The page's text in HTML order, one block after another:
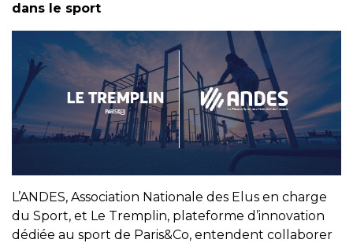
dans le sport
L’ANDES, Association Nationale des Elus en charge
du Sport, et Le Tremplin, plateforme d’innovation
dédiée au sport de Paris&Co, entendent collaborer